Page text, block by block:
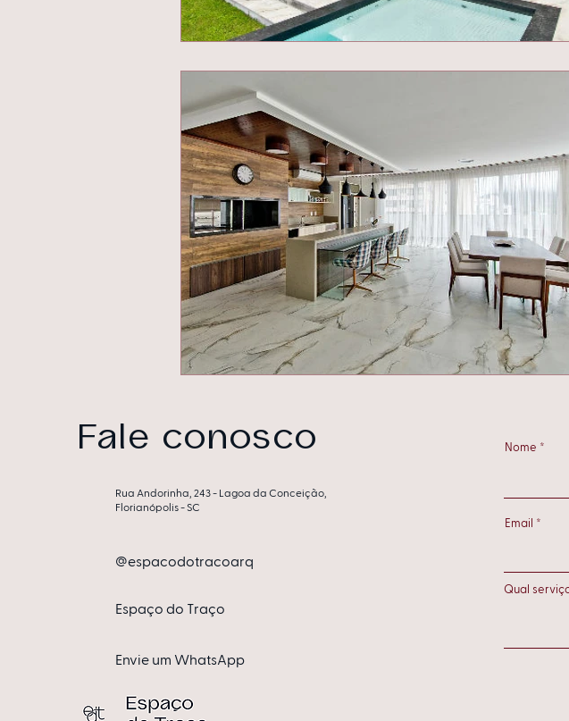
Fale conosco
Rua Andorinha, 243 - Lagoa da Conceição,
Florianópolis - SC
@espacodotracoarq
Espa​ço do Traço
Envie um WhatsApp
Nome
Email